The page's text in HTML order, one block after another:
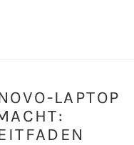
LAPTOP